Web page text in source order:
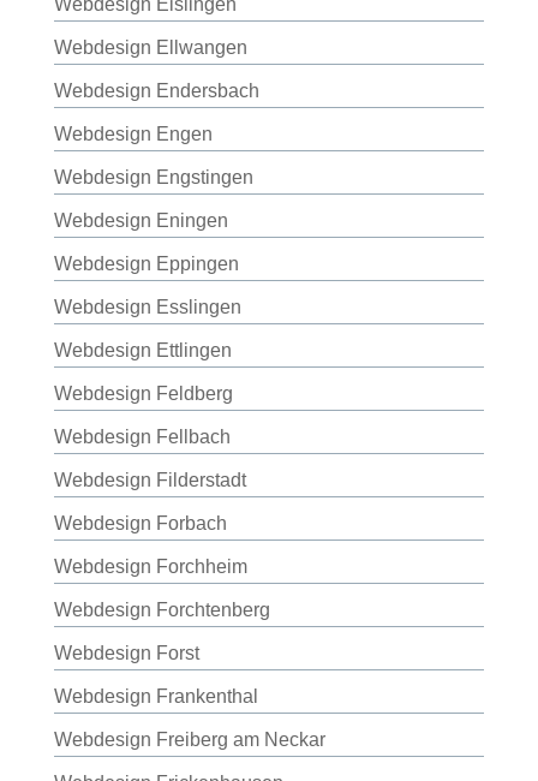
Webdesign Eislingen
Webdesign Ellwangen
Webdesign Endersbach
Webdesign Engen
Webdesign Engstingen
Webdesign Eningen
Webdesign Eppingen
Webdesign Esslingen
Webdesign Ettlingen
Webdesign Feldberg
Webdesign Fellbach
Webdesign Filderstadt
Webdesign Forbach
Webdesign Forchheim
Webdesign Forchtenberg
Webdesign Forst
Webdesign Frankenthal
Webdesign Freiberg am Neckar